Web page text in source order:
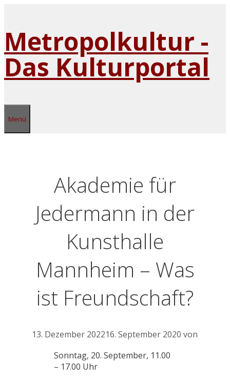
springen
Metropolkultur -
Das Kulturportal
Menü
Akademie für
Jedermann in der
Kunsthalle
Mannheim – Was
ist Freundschaft?
13. Dezember 202216. September 2020 von
Sonntag, 20. September, 11.00
– 17.00 Uhr